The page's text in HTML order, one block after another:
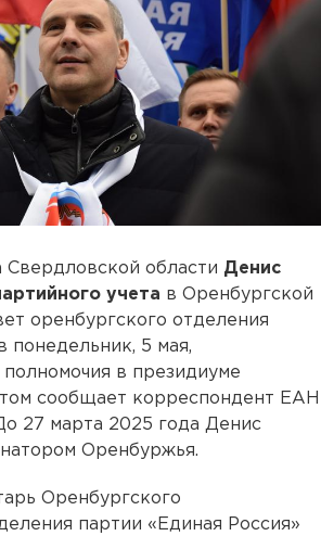
Свердловской области Денис
учета в Оренбургской
оренбургского отделения
понедельник, 5 мая,
в президиуме
сообщает корреспондент ЕАН
27 марта 2025 года Денис
Оренбуржья.
Оренбургского
партии «Единая Россия»